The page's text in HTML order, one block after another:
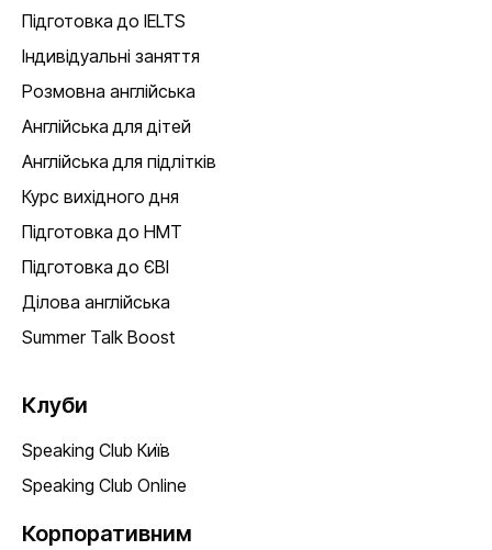
Підготовка до IELTS
Індивідуальні заняття
Розмовна англійська
Англійська для дітей
Англійська для підлітків
Курс вихідного дня
Підготовка до НМТ
Підготовка до ЄВІ
Ділова англійська
Summer Talk Boost
Клуби
Speaking Club Київ
Speaking Club Online
Корпоративним